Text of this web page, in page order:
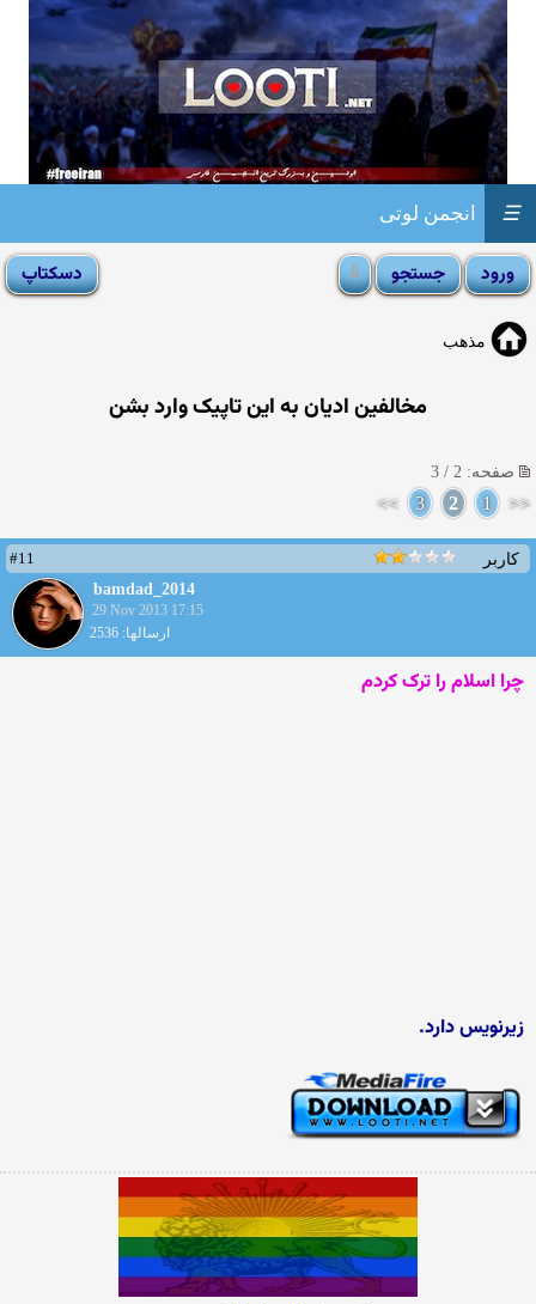
انجمن لوتی ☰
مذهب
مخالفین ادیان به این تاپیک وارد بشن
صفحه: 2 / 3
<<
1
2
3
>>
کاربر
#11
bamdad_2014
29 Nov 2013 17:15
ارسالها: 2536
چرا اسلام را ترک کردم
زیرنویس دارد.